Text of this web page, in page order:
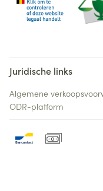
Juridische links
Algemene
ODR-platform